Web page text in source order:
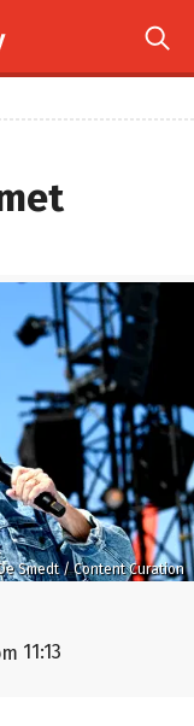

Smedt / Content Curation
11:13